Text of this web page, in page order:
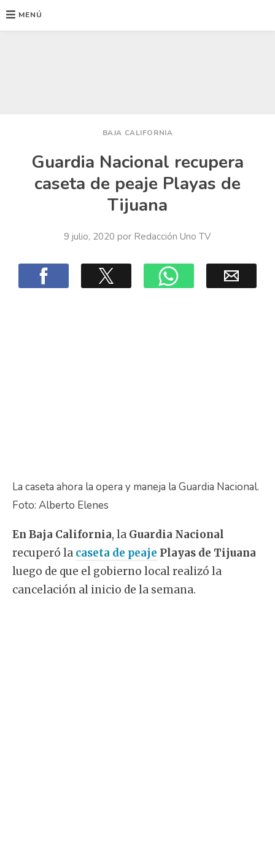
MENÚ
BAJA CALIFORNIA
Guardia Nacional recupera
caseta de peaje Playas de
Tijuana
9 julio, 2020 por Redacción Uno TV
La caseta ahora la opera y maneja la Guardia Nacional.
Foto: Alberto Elenes
En Baja California, la Guardia Nacional
recuperó la caseta de peaje Playas de Tijuana
luego de que el gobierno local realizó la
cancelación al inicio de la semana.